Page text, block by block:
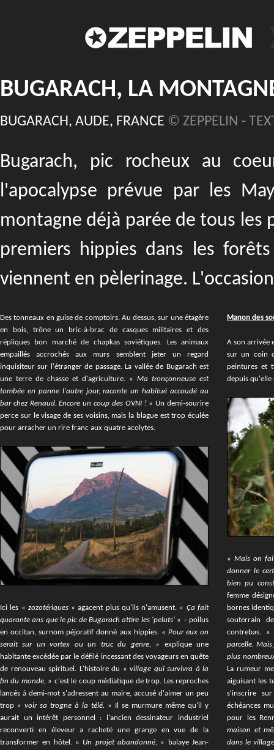
BUGARACH, LA
BUGARACH, AUDE, FRANCE © ZEPPELIN -
Bugarach, pic rocheux au
l'apocalypse prévue par les
montagne déjà parée de tous les
premiers hippies dans les
viennent en pèlerinage.
Des tonneaux en guise de comptoirs. Au dessus, sur une étagère
en bois, trône un bric-à-brac de casques militaires et des
répliques bon marché de chapkas soviétiques. Les animaux
empaillés accrochés aux murs semblent jeter un regard
inquisiteur sur l'étranger de passage. La vallée de Bugarach est
une terre de chasse et d'agriculture. « Ma tronçonneuse est
tombée en panne l'autre jour, raconte un habitué accoudé au
bar chez Renaud. Encore un coup des OVNI ! » Un demi-sourire
perce sur le visage de ses voisins, mais la blague est trop éculée
pour arracher un rire franc aux quatre acolytes.
Ici les « zozotériques » agacent plus qu'ils n'amusent. « Ça fait
quarante ans que le pic de Bugarach attire les 'peluts' » – poilus
en occitan, surnom péjoratif donné aux hippies. « Pour eux on
serait sur un vortex ou un truc du genre, » explique une
habitante excédée par le défilé incessant des voyageurs en quête
de renouveau spirituel. L'histoire du « village qui survivra à la
fin du monde, » c'est le coup médiatique de trop. Les reproches
lancés à demi-mot s'adressent au maire, accusé d'aimer un peu
trop « voir sa trogne à la télé. » Il se murmure même qu'il y
aurait un intérêt personnel : l'ancien dessinateur industriel
reconverti en éleveur a racheté une grange en vue de la
transformer en hôtel. « Un projet abandonné, » balaye Jean-
Manon des
A son arrivée
sur un coin
peintures et
depuis qu'elle
« Mais on
donner le
bien pu
femme
bornes
souterrain
contrebas. «
parcelle.
plus
La rumeur
aiguisant les
s'inscrire
échéances
pour les
maison et
dans le